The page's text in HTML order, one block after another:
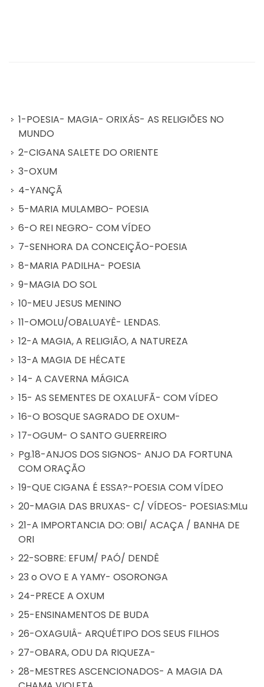
1-POESIA- MAGIA- ORIXÁS- AS RELIGIÕES NO
MUNDO
2-CIGANA SALETE DO ORIENTE
3-OXUM
4-YANÇÃ
5-MARIA MULAMBO- POESIA
6-O REI NEGRO- COM VÍDEO
7-SENHORA DA CONCEIÇÃO-POESIA
8-MARIA PADILHA- POESIA
9-MAGIA DO SOL
10-MEU JESUS MENINO
11-OMOLU/OBALUAYÊ- LENDAS.
12-A MAGIA, A RELIGIÃO, A NATUREZA
13-A MAGIA DE HÉCATE
14- A CAVERNA MÁGICA
15- AS SEMENTES DE OXALUFÃ- COM VÍDEO
16-O BOSQUE SAGRADO DE OXUM-
17-OGUM- O SANTO GUERREIRO
Pg.18-ANJOS DOS SIGNOS- ANJO DA FORTUNA
COM ORAÇÃO
19-QUE CIGANA É ESSA?-POESIA COM VÍDEO
20-MAGIA DAS BRUXAS- C/ VÍDEOS- POESIAS:MLu
21-A IMPORTANCIA DO: OBI/ ACAÇA / BANHA DE
ORI
22-SOBRE: EFUM/ PAÓ/ DENDÊ
23 o OVO E A YAMY- OSORONGA
24-PRECE A OXUM
25-ENSINAMENTOS DE BUDA
26-OXAGUIÂ- ARQUÉTIPO DOS SEUS FILHOS
27-OBARA, ODU DA RIQUEZA-
28-MESTRES ASCENCIONADOS- A MAGIA DA